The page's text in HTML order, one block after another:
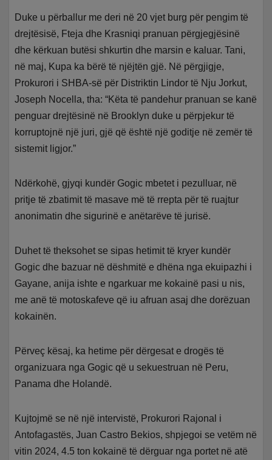
Duke u përballur me deri në 20 vjet burg për pengim të
drejtësisë, Fteja dhe Krasniqi pranuan përgjegjësinë
dhe kërkuan butësi shkurtin dhe marsin e kaluar. Tani,
në maj, Kupa ka bërë të njëjtën gjë. Në përgjigje,
Prokurori i SHBA-së për Distriktin Lindor të Nju Jorkut,
Joseph Nocella, tha: “Këta të pandehur pranuan se kanë
penguar drejtësinë në Brooklyn duke u përpjekur të
korruptojnë një juri, gjë që është një goditje në zemër të
sistemit ligjor.”
Ndërkohë, gjyqi kundër Gogic mbetet i pezulluar, në
pritje të zbatimit të masave më të rrepta për të ruajtur
anonimatin dhe sigurinë e anëtarëve të jurisë.
Duhet të theksohet se sipas hetimit të kryer kundër
Gogic dhe bazuar në dëshmitë e dhëna nga ekuipazhi i
Gayane, anija ishte e ngarkuar me kokainë pasi u nis,
me anë të motoskafeve që iu afruan asaj dhe dorëzuan
kokainën.
Përveç kësaj, ka hetime për dërgesat e drogës të
organizuara nga Gogic që u sekuestruan në Peru,
Panama dhe Holandë.
Kujtojmë se në një intervistë, Prokurori Rajonal i
Antofagastës, Juan Castro Bekios, shpjegoi se vetëm në
vitin 2024, 4.5 ton kokainë të dërguar nga portet në atë